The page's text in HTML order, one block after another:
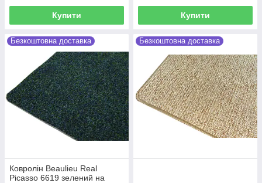
Купити Купити
Безкоштовна доставка
Ковролін Beaulieu Real
Picasso 6619 зелений на
Безкоштовна доставка